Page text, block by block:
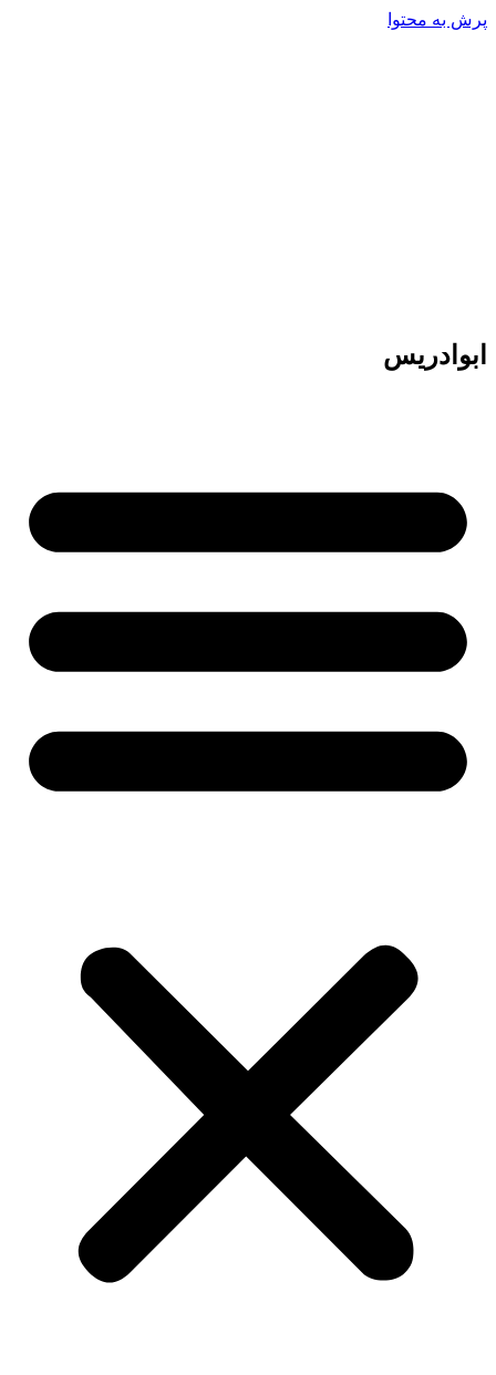
پرش به محتوا
ابوادریس